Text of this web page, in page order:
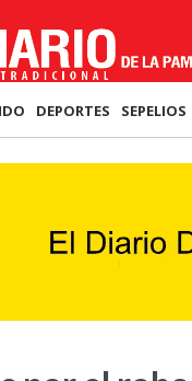
DEPORTES SEPELIOS